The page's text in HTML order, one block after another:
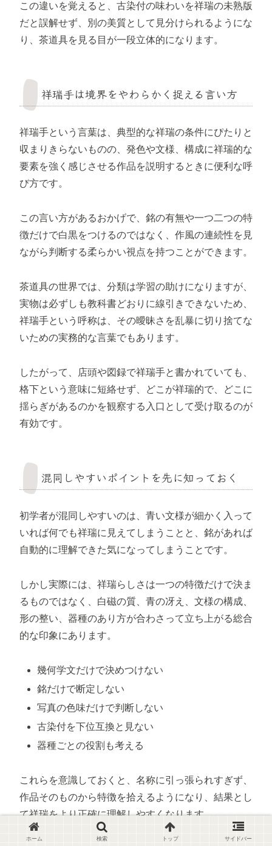
この違いを覚えると、古染付の味わいを祥瑞の未熟版
だと誤解せず、別の美質として見分けられるようにな
り、茶道具を見る目が一段立体的になります。
祥瑞手は境界をやわらかく捉える言い方
祥瑞手という言葉は、典型的な祥瑞の条件にぴたりと
収まりきらないものの、発色や文様、構成に祥瑞的な
要素を強く感じさせる作品を説明するときに便利な呼
び方です。
この言い方があるおかげで、銘の有無や一つ二つの特
徴だけで白黒をつけるのではなく、作風の連続性を見
ながら判断する柔らかい視点を持つことができます。
茶道具の世界では、分類は学習の助けになりますが、
実物は必ずしも教科書どおりに線引きできないため、
祥瑞手という呼称は、その曖昧さを乱暴に切り捨てな
いための実務的な言葉でもあります。
したがって、店頭や図録で祥瑞手と書かれていても、
格下という意味に短絡せず、どこが祥瑞的で、どこに
揺らぎがあるのかを観察する入口として受け取るのが
有効です。
混同しやすいポイントを先に知っておく
初学者が混同しやすいのは、青い文様が細かく入って
いれば何でも祥瑞に見えてしまうことと、銘があれば
自動的に理解できた気になってしまうことです。
しかし実際には、祥瑞らしさは一つの特徴だけで決ま
るものではなく、白磁の質、青の冴え、文様の構成、
形の整い、器種のあり方が合わさって立ち上がる総合
的な印象にあります。
幾何学文だけで決めつけない
銘だけで断定しない
写真の色味だけで判断しない
古染付を下位互換と見ない
器種ごとの役割も考える
これらを意識しておくと、名称に引っ張られすぎず、
作品そのものから特徴を拾えるようになり、結果とし
て祥瑞をより正確に理解しやすくなります。
ホーム 検索 トップ サイドバー